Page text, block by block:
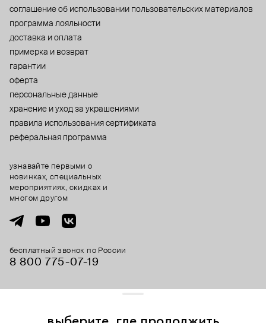
cоглашение об использовании пользовательских материалов
программа лояльности
доставка и оплата
примерка и возврат
гарантии
оферта
персональные данные
хранение и уход за украшениями
правила использования сертификата
реферальная программа
бесплатный звонок по России
8 800 775⁠-07⁠-19
узнавайте первыми о
новинках, специальных
мероприятиях, скидках и
многом другом